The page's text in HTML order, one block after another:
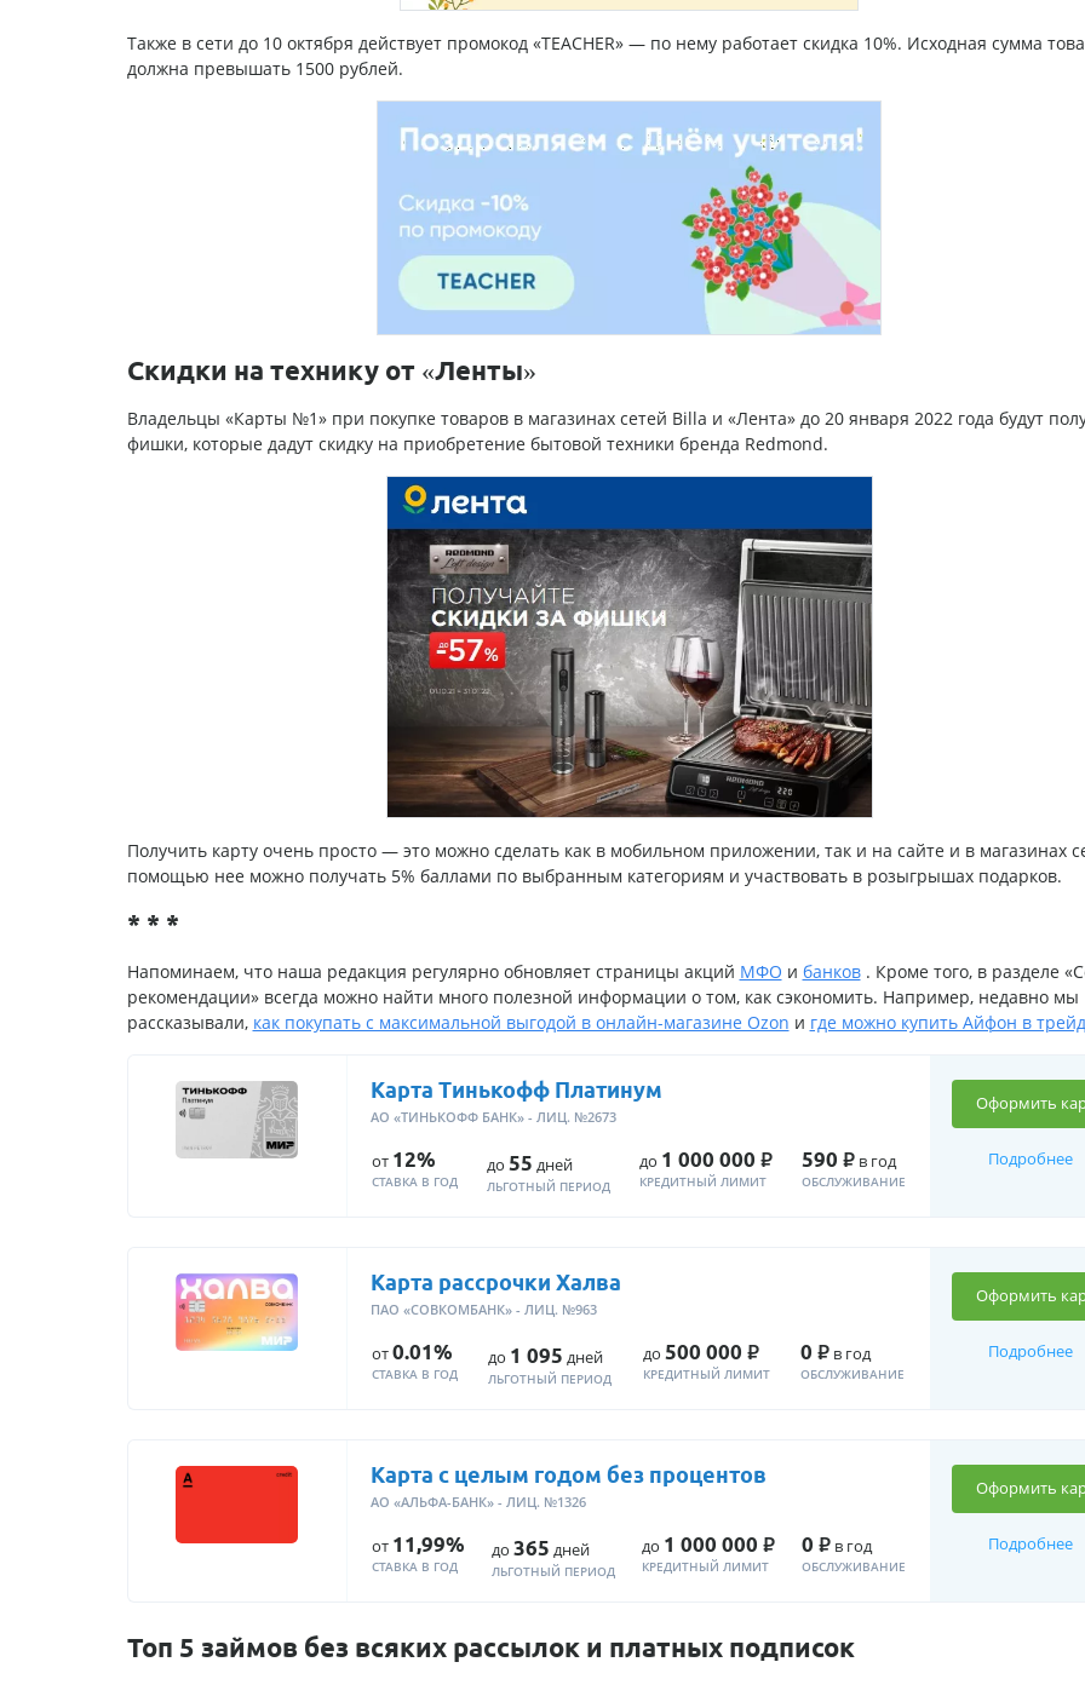
Также в сети до 10 октября действует промокод «TEACHER» — по нему работает скидка 10%. Исходная сумма
должна превышать 1500 рублей.
Скидки на технику от «Ленты»
Владельцы «Карты №1» при покупке товаров в магазинах сетей Billa и «Лента» до 20 января 2022 года будут
фишки, которые дадут скидку на приобретение бытовой техники бренда Redmond.
Получить карту очень просто — это можно сделать как в мобильном приложении, так и на сайте и в магазинах
помощью нее можно получать 5% баллами по выбранным категориям и участвовать в розыгрышах подарков.
* * *
Напоминаем, что наша редакция регулярно обновляет страницы акций МФО и банков. Кроме того, в разделе
рекомендации» всегда можно найти много полезной информации о том, как сэкономить. Например, недавно мы
рассказывали, как покупать с максимальной выгодой в онлайн-магазине Ozon и где можно купить Айфон в
Карта Тинькофф Платинум
АО «ТИНЬКОФФ БАНК» - ЛИЦ. №2673
от 12%
СТАВКА В ГОД
до 55 дней
ЛЬГОТНЫЙ ПЕРИОД
до 1 000 000 Р
КРЕДИТНЫЙ ЛИМИТ
590 Рв год
ОБСЛУЖИВАНИЕ
Оформить
Подробнее
Карта рассрочки Халва
ПАО «СОВКОМБАНК» - ЛИЦ. №963
от0.01%
СТАВКА В ГОД
до 1 095 дней
ЛЬГОТНЫЙ ПЕРИОД
до 500 000 Р
КРЕДИТНЫЙ ЛИМИТ
0Р в год
ОБСЛУЖИВАНИЕ
Оформить
Подробнее
Карта с целым годом без процентов
АО «АЛЬФА-БАНК» - ЛИЦ. №1326
от 11,99%
СТАВКА В ГОД
до 365 дней
ЛЬГОТНЫЙ ПЕРИОД
до 1 000 000 Р
КРЕДИТНЫЙ ЛИМИТ
0 Рв год
ОБСЛУЖИВАНИЕ
Оформить
Подробнее
Топ 5 займов без всяких рассылок и платных подписок